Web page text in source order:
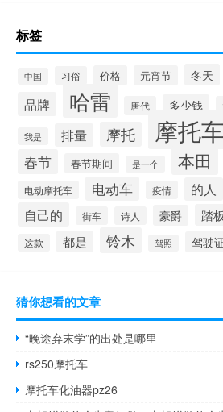
标签
中国 习俗 价格 元宵节 冬天
品牌 哈雷 唐代 多少钱
我是 排量 摩托 摩托车
春节 春节期间 是一个 本田
电动摩托车 电动车 疫情 的人
自己的 街车 诗人 豪爵 踏板
这款 都是 铃木 驾照 驾驶
猜你想看的文章
“晚途弃末学”的出处是哪里
rs250摩托车
摩托车化油器pz26